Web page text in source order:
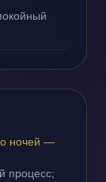
ночей —
процесс;